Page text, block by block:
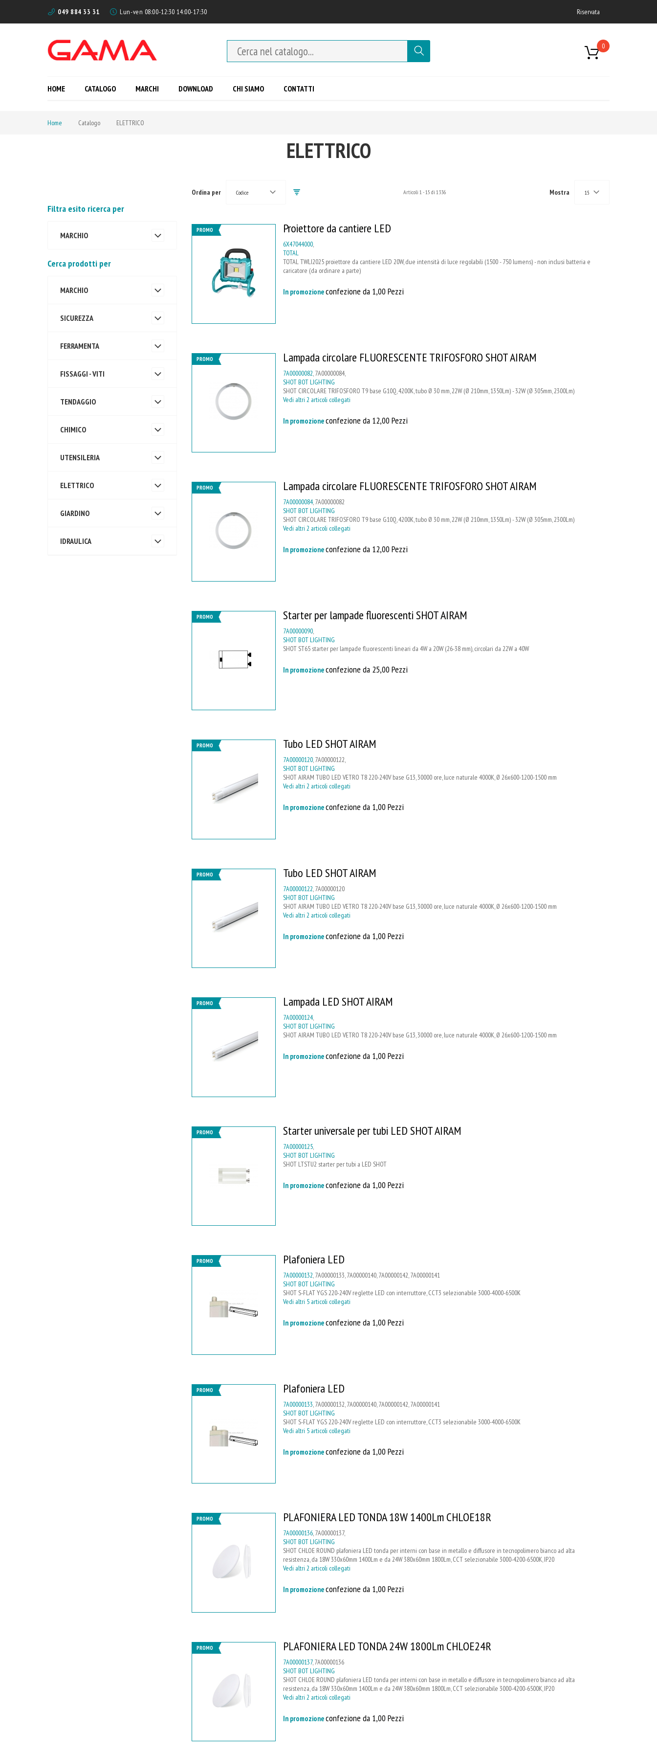
049 884 33 31 Lun-ven 08:00-12:30 14:00-17:30 Riservata
0
HOME CATALOGO MARCHI DOWNLOAD CHI SIAMO CONTATTI
Home Catalogo ELETTRICO
ELETTRICO
Ordina per Codice Articoli 1-15 di 1336 Mostra 15
PROMO Proiettore da cantiere LED
6X47044000,
TOTAL
TOTAL TWLI2025 proiettore da cantiere LED 20W, due intensità di luce regolabili (1500 - 750 lumens) - non inclusi batteria e
caricatore (da ordinare a parte)
In promozioneconfezione da 1,00 Pezzi
PROMO Lampada circolare FLUORESCENTE TRIFOSFORO SHOT AIRAM
7A00000082 , 7A00000084,
SHOT BOT LIGHTING
SHOT CIRCOLARE TRIFOSFORO T9 base G10Q, 4200K, tubo Ø 30 mm, 22W (Ø 210mm, 1350Lm) - 32W (Ø 305mm, 2300Lm)
Vedi altri 2 articoli collegati
In promozioneconfezione da 12,00 Pezzi
PROMO Lampada circolare FLUORESCENTE TRIFOSFORO SHOT AIRAM
7A00000084, 7A00000082
SHOT BOT LIGHTING
SHOT CIRCOLARE TRIFOSFORO T9 base G10Q, 4200K, tubo Ø 30 mm, 22W (Ø 210mm, 1350Lm) - 32W (Ø 305mm, 2300Lm)
Vedi altri 2 articoli collegati
In promozioneconfezione da 12,00 Pezzi
PROMO Starter per lampade fluorescenti SHOT AIRAM
7A00000090,
SHOT BOT LIGHTING
SHOT ST65 starter per lampade fluorescenti lineari da 4W a 20W (26-38 mm), circolari da 22W a 40W
In promozioneconfezione da 25,00 Pezzi
PROMO Tubo LED SHOT AIRAM
7A00000120, 7A00000122,
SHOT BOT LIGHTING
SHOT AIRAM TUBO LED VETRO T8 220-240V base G13, 30000 ore, luce naturale 4000K, Ø 26x600-1200-1500 mm
Vedi altri 2 articoli collegati
In promozioneconfezione da 1,00 Pezzi
PROMO Tubo LED SHOT AIRAM
7A00000122 , 7A00000120
SHOT BOT LIGHTING
SHOT AIRAM TUBO LED VETRO T8 220-240V base G13, 30000 ore, luce naturale 4000K, Ø 26x600-1200-1500 mm
Vedi altri 2 articoli collegati
In promozioneconfezione da 1,00 Pezzi
PROMO Lampada LED SHOT AIRAM
7A00000124,
SHOT BOT LIGHTING
SHOT AIRAM TUBO LED VETRO T8 220-240V base G13, 30000 ore, luce naturale 4000K, Ø 26x600-1200-1500 mm
In promozioneconfezione da 1,00 Pezzi
PROMO Starter universale per tubi LED SHOT AIRAM
7A00000125,
SHOT BOT LIGHTING
SHOT LTSTU2 starter per tubi a LED SHOT
In promozioneconfezione da 1,00 Pezzi
PROMO Plafoniera LED
7A00000132, 7A00000133, 7A00000140, 7A00000142, 7A00000141
SHOT BOT LIGHTING
SHOT S-FLAT YGS 220-240V reglette LED con interruttore, CCT3 selezionabile 3000-4000-6500K
Vedi altri 5 articoli collegati
In promozioneconfezione da 1,00 Pezzi
PROMO Plafoniera LED
7A00000133 , 7A00000132, 7A00000140, 7A00000142, 7A00000141
SHOT BOT LIGHTING
SHOT S-FLAT YGS 220-240V reglette LED con interruttore, CCT3 selezionabile 3000-4000-6500K
Vedi altri 5 articoli collegati
In promozioneconfezione da 1,00 Pezzi
PROMO PLAFONIERA LED TONDA 18W 1400Lm CHLOE18R
7A00000136, 7A00000137,
SHOT BOT LIGHTING
SHOT CHLOE ROUND plafoniera LED tonda per interni con base in metallo e diffusore in tecnopolimero bianco ad alta
resistenza, da 18W 330x60mm 1400Lm e da 24W 380x60mm 1800Lm, CCT selezionabile 3000-4200-6500K, IP20
Vedi altri 2 articoli collegati
In promozioneconfezione da 1,00 Pezzi
PROMO PLAFONIERA LED TONDA 24W 1800Lm CHLOE24R
7A00000137, 7A00000136
SHOT BOT LIGHTING
SHOT CHLOE ROUND plafoniera LED tonda per interni con base in metallo e diffusore in tecnopolimero bianco ad alta
resistenza, da 18W 330x60mm 1400Lm e da 24W 380x60mm 1800Lm, CCT selezionabile 3000-4200-6500K, IP20
Vedi altri 2 articoli collegati
In promozioneconfezione da 1,00 Pezzi
Filtra esito ricerca per
MARCHIO
Cerca prodotti per
MARCHIO
SICUREZZA
FERRAMENTA
FISSAGGI - VITI
TENDAGGIO
CHIMICO
UTENSILERIA
ELETTRICO
GIARDINO
IDRAULICA